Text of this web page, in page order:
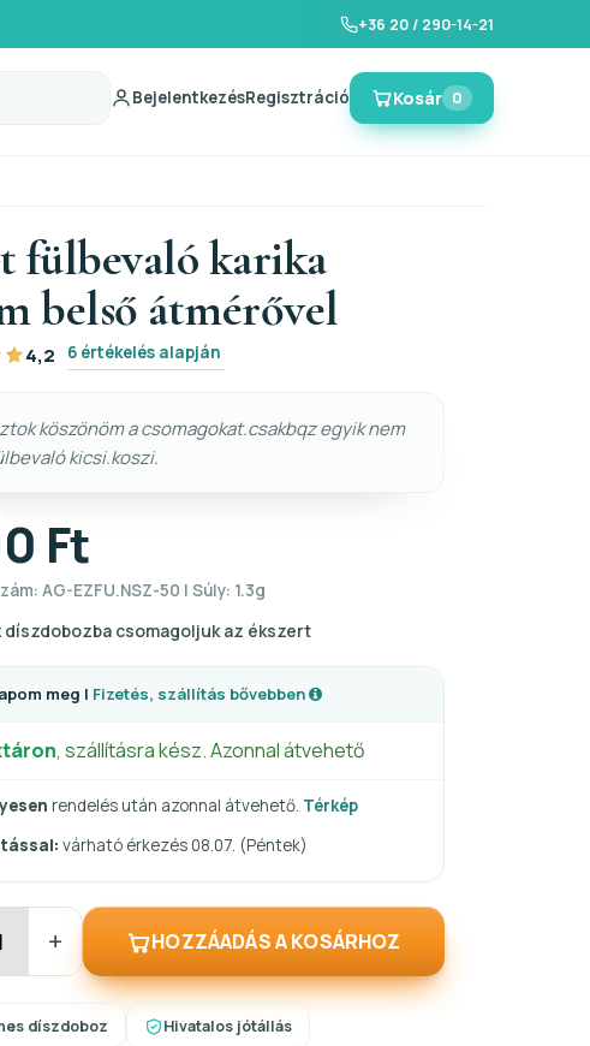
+36 20 / 290-14-21
BejelentkezésRegisztráció Kosár 0
fülbevaló karika
belső átmérővel
4,2 6 értékelés alapján
köszönöm a csomagokat.csakbqz egyik nem
kicsi.koszi.
Ft
AG-EZFU.NSZ-50 | Súly: 1.3g
csomagoljuk az ékszert
meg | Fizetés, szállítás bővebben
, szállításra kész. Azonnal átvehető
rendelés után azonnal átvehető. Térkép
várható érkezés 08.07. (Péntek)
+ HOZZÁADÁS A KOSÁRHOZ
díszdoboz Hivatalos jótállás